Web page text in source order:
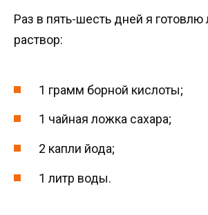
Раз в пять-шесть дней я готовлю
раствор:
1 грамм борной кислоты;
1 чайная ложка сахара;
2 капли йода;
1 литр воды.